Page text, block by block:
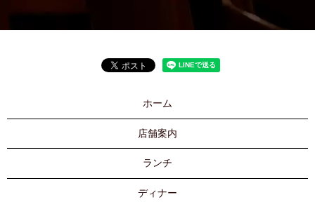
ホーム
店舗案内
ランチ
ディナー